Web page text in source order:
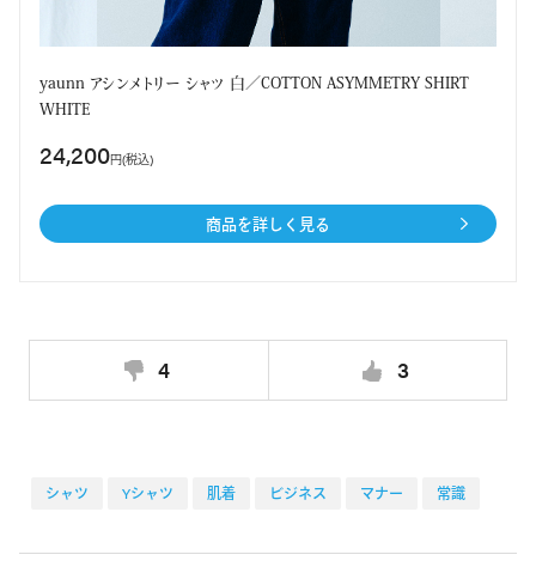
yaunn アシンメトリー シャツ 白／COTTON ASYMMETRY SHIRT
WHITE
24,200円(税込)
商品を詳しく見る
3
4
シャツ Yシャツ 肌着 ビジネス マナー 常識